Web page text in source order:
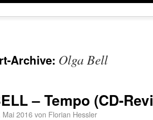
Archive: Olga Bell
– Tempo (CD-
Mai 2016von Florian Hessler